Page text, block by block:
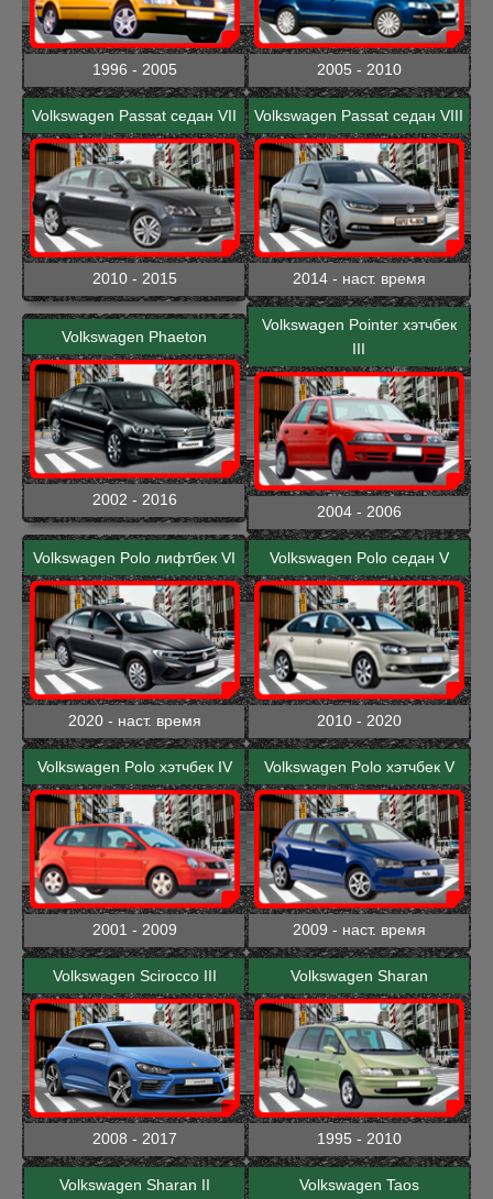
1996 - 2005 2005 - 2010
Volkswagen Passat седан VII
2010 - 2015
Volkswagen Passat седан VIII
2014 - наст. время
Volkswagen Phaeton
2002 - 2016
Volkswagen Pointer хэтчбек
III
2004 - 2006
Volkswagen Polo лифтбек VI
2020 - наст. время
Volkswagen Polo седан V
2010 - 2020
Volkswagen Polo хэтчбек IV
2001 - 2009
Volkswagen Polo хэтчбек V
2009 - наст. время
Volkswagen Scirocco III
2008 - 2017
Volkswagen Sharan
1995 - 2010
Volkswagen Sharan II Volkswagen Taos